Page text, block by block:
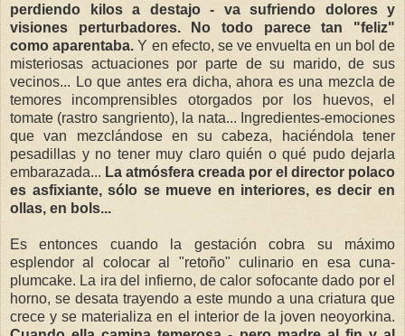
perdiendo kilos a destajo - va sufriendo dolores y
visiones perturbadores. No todo parece tan "feliz"
como aparentaba.Y en efecto, se ve envuelta en un bol de
misteriosas actuaciones por parte de su marido, de sus
vecinos... Lo que antes era dicha, ahora es una mezcla de
temores incomprensibles otorgados por los huevos, el
tomate (rastro sangriento), la nata... Ingredientes-emociones
que van mezclándose en su cabeza, haciéndola tener
pesadillas y no tener muy claro quién o qué pudo dejarla
embarazada... La atmósfera creada por el director polaco
es asfixiante, sólo se mueve en interiores, es decir en
ollas, en bols...
Es entonces cuando la gestación cobra su máximo
esplendor al colocar al "retoño" culinario en esa cuna-
plumcake. La ira del infierno, de calor sofocante dado por el
horno, se desata trayendo a este mundo a una criatura que
crece y se materializa en el interior de la joven neoyorkina.